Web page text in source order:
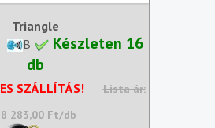
Triangle
B
Készleten 16
db
SZÁLLÍTÁS!
Lista ár:
283,00 Ft/db